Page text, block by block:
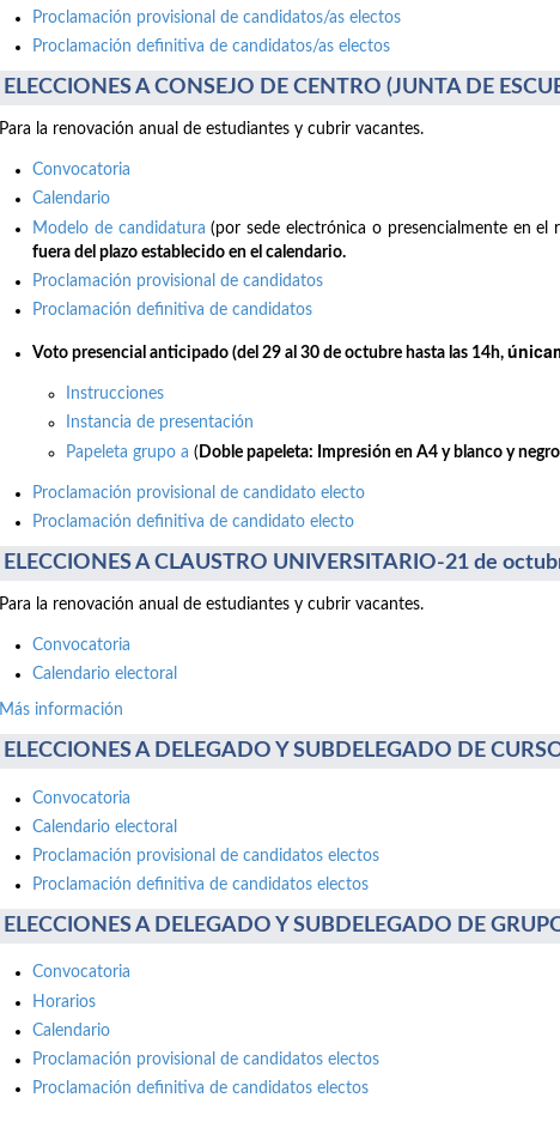
Proclamación provisional de candidatos/as electos
Proclamación definitiva de candidatos/as electos
ELECCIONES A CONSEJO DE CENTRO (JUNTA DE
Para la renovación anual de estudiantes y cubrir vacantes.
Convocatoria
Calendario
Modelo de candidatura (por sede electrónica o presencialmente en el
fuera del plazo establecido en el calendario.
Proclamación provisional de candidatos
Proclamación definitiva de candidatos
Voto presencial anticipado (del 29 al 30 de octubre hasta las 14h,
Instrucciones
Instancia de presentación
Papeleta grupo a ( Doble papeleta: Impresión en A4 y blanco y
Proclamación provisional de candidato electo
Proclamación definitiva de candidato electo
ELECCIONES A CLAUSTRO UNIVERSITARIO-21 de
Para la renovación anual de estudiantes y cubrir vacantes.
Convocatoria
Calendario electoral
Más información
ELECCIONES A DELEGADO Y SUBDELEGADO DE
Convocatoria
Calendario electoral
Proclamación provisional de candidatos electos
Proclamación definitiva de candidatos electos
ELECCIONES A DELEGADO Y SUBDELEGADO DE
Convocatoria
Horarios
Calendario
Proclamación provisional de candidatos electos
Proclamación definitiva de candidatos electos